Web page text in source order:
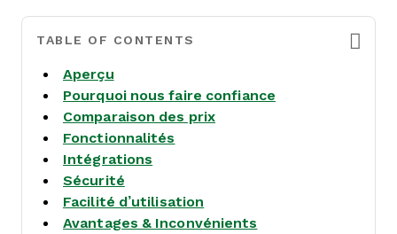
TABLE OF CONTENTS
Aperçu
Pourquoi nous faire confiance
Comparaison des prix
Fonctionnalités
Intégrations
Sécurité
Facilité d’utilisation
Avantages & Inconvénients